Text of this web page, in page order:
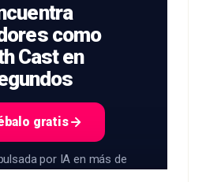
como
Cast en
gratis
por IA en más de